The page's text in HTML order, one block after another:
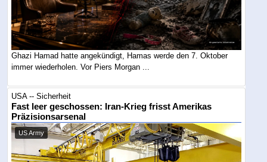
Ghazi Hamad hatte angekündigt, Hamas werde den 7. Oktober
immer wiederholen. Vor Piers Morgan ...
USA -- Sicherheit
Fast leer geschossen: Iran-Krieg frisst Amerikas
Präzisionsarsenal
US Army